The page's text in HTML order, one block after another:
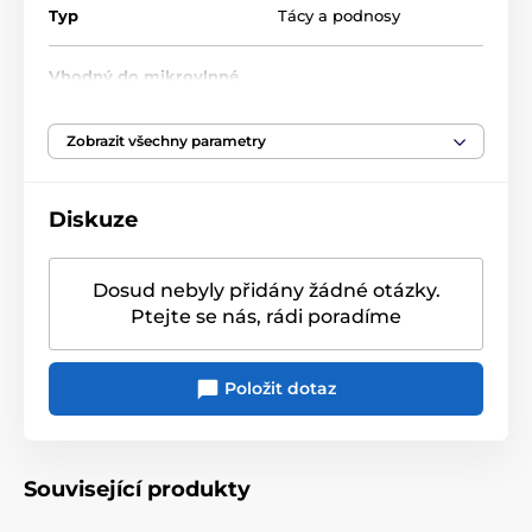
Vlastnosti porcelánu
Materiál: porcelán
Vhodný do myčky na nádobí a nevhodný
mikrovlnné trouby
Kolekce Herbarium
Typ Tácy a podnosy
Vhodný do mikrovlnné
Vhodný do myčky na
Zobrazit všechny parametry
Diskuze
Dosud nebyly přidány žádné otázky.
Ptejte se nás, rádi poradíme
Položit dotaz
Související produkty